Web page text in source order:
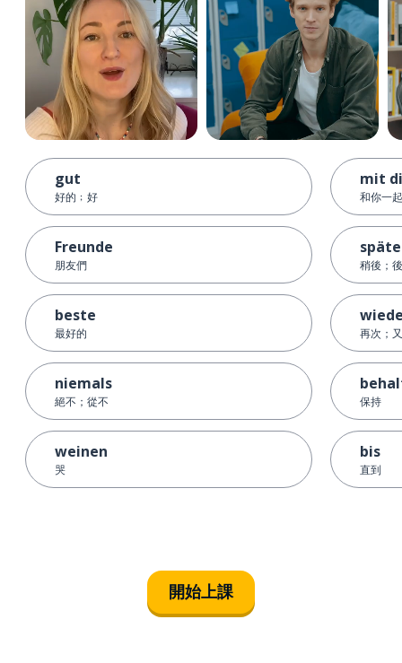
gut
好的﹔好
Freunde
朋友們
beste
最好的
niemals
絕不；從不
weinen
哭
mit
和你一起
稍後；
再次；又
保持
bis
直到
開始上課